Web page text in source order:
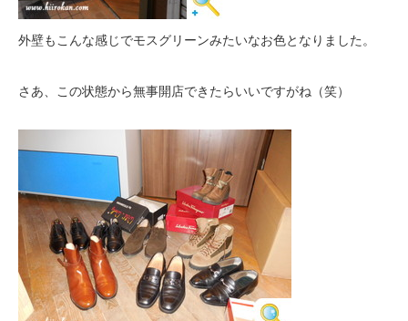
外壁もこんな感じでモスグリーンみたいなお色となりました。
さあ、この状態から無事開店できたらいいですがね（笑）